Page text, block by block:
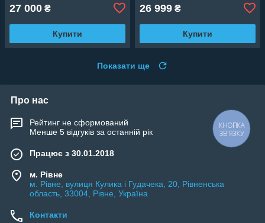
27 000 ₴
Купити
26 999 ₴
Купити
Показати ще
Про нас
Рейтинг не сформований
Менше 5 відгуків за останній рік
Працює з 30.01.2018
м. Рівне
м. Рівне, вулиця Кулика і Гудачека, 20, Рівненська
область, 33004, Рівне, Україна
Контакти
КНОПКА
ЗВ'ЯЗКУ